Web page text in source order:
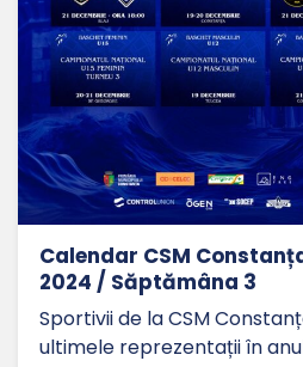
Calendar CSM
2024 / Săptămâna 3
Sportivii de la CSM
ultimele reprezentații în